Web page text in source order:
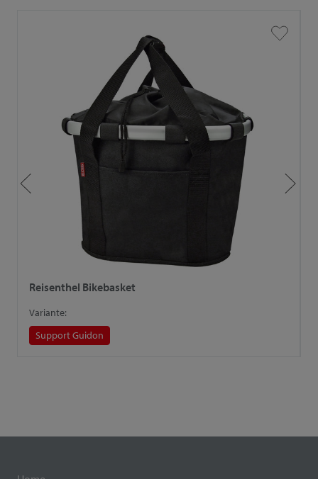
Reisenthel Bikebasket
Variante:
Support Guidon